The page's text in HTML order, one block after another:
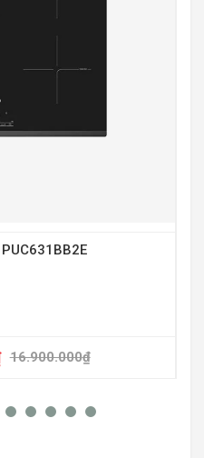
16.900.000₫